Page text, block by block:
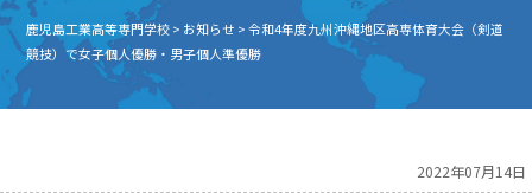
鹿児島工業高等専門学校> お知らせ >令和4年度九州沖縄地区高専体育大会（剣道
競技）で女子個人優勝・男子個人準優勝
2022年07月14日